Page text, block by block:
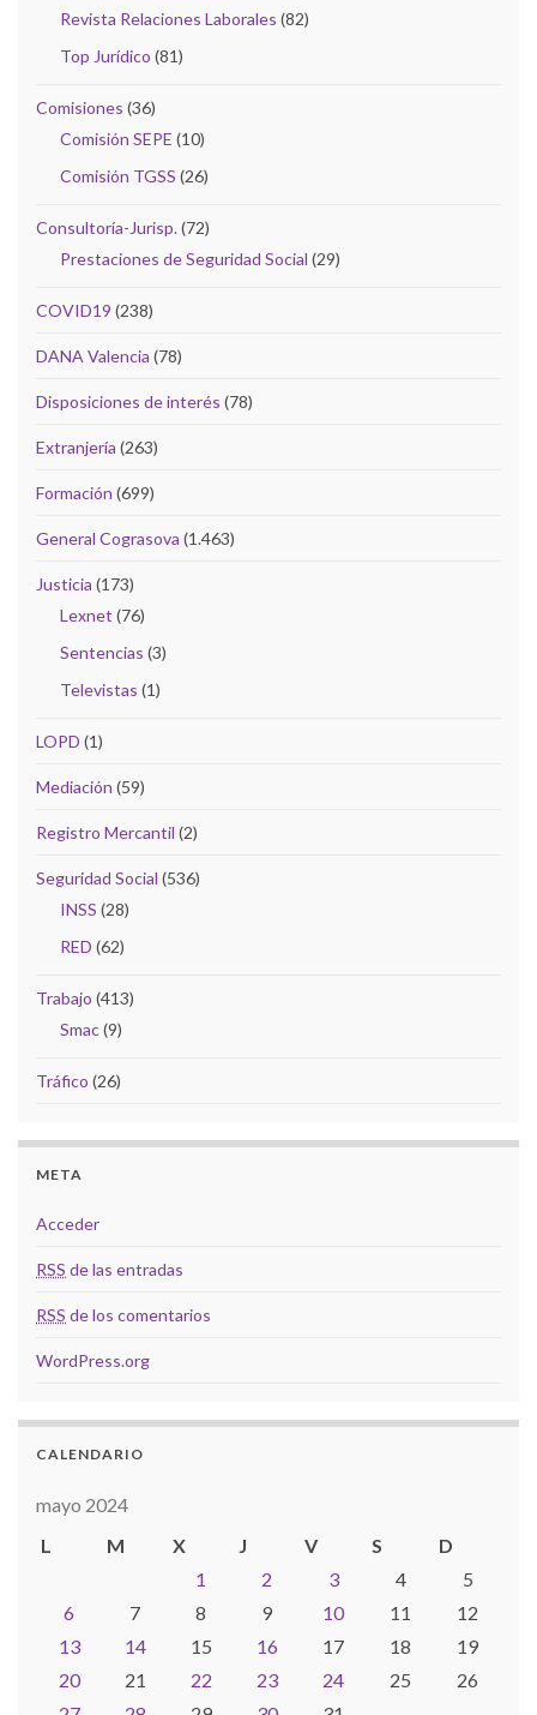
Revista Relaciones Laborales (82)
Top Jurídico (81)
Comisiones (36)
Comisión SEPE (10)
Comisión TGSS (26)
Consultoría-Jurisp.(72)
Prestaciones de Seguridad Social (29)
COVID19 (238)
DANA Valencia (78)
Disposiciones de interés (78)
Extranjería (263)
Formación (699)
General Cograsova (1.463)
Justicia (173)
Lexnet (76)
Sentencias (3)
Televistas (1)
LOPD (1)
Mediación (59)
Registro Mercantil (2)
Seguridad Social (536)
INSS (28)
RED (62)
Trabajo (413)
Smac(9)
Tráfico (26)
META
Acceder
RSS de las entradas
RSS de los comentarios
WordPress.org
CALENDARIO
mayo 2024
L
M X J V S
D
1
2 3 4
5
6
7 8 9 10 11
12
13
14 15 16 17 18
19
20
21 22 23 24 25
26